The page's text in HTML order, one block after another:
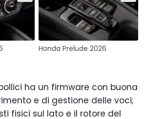
Honda Prelude 2026
ha un firmware con buona
e di gestione delle voci;
fisici sul lato e il rotore del